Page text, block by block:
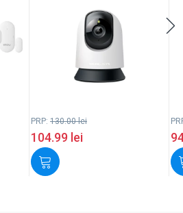
PRP: 130.00lei
104.99 lei